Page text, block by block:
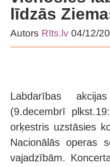
līdzās
Autors Rīts.lv 04/12/
Labdarības
(9.decembrī
orķestris uzstāsies
Nacionālās operas
vajadzībām.